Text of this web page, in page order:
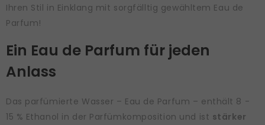
Ihren Stil in Einklang mit sorgfälltig gewähltem Eau de
Parfum!
Ein Eau de Parfum für jeden
Anlass
Das parfümierte Wasser – Eau de Parfum – enthält 8 -
15 % Ethanol in der Parfümkomposition und ist stärker